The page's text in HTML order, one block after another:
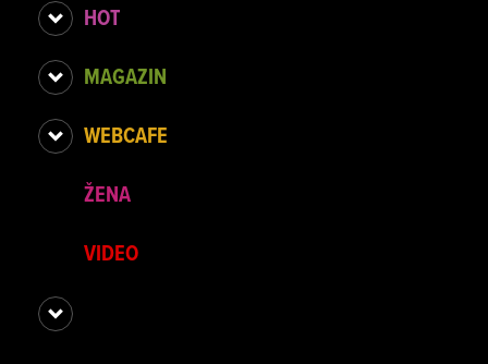
HOT
MAGAZIN
WEBCAFE
ŽENA
VIDEO